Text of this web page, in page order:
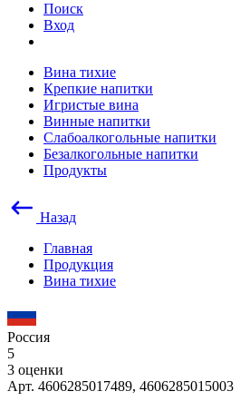
Поиск
Вход
Вина тихие
Крепкие напитки
Игристые вина
Винные напитки
Слабоалкогольные напитки
Безалкогольные напитки
Продукты
Назад
Главная
Продукция
Вина тихие
Россия
5
3 оценки
Арт. 4606285017489, 4606285015003